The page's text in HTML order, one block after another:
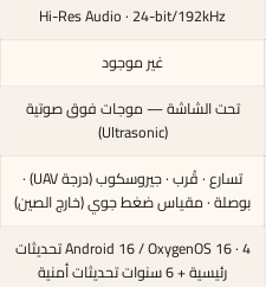
Hi-Res Audio · 24-bit/192kHz
غير موجود
تحت الشاشة — موجات فوق صوتية
(Ultrasonic)
تسارع · قُرب · جيروسكوب (درجة UAV) ·
بوصلة · مقياس ضغط جوي (خارج الصين)
Android 16 / OxygenOS 16 · 4 تحديثات
رئيسية + 6 سنوات تحديثات أمنية